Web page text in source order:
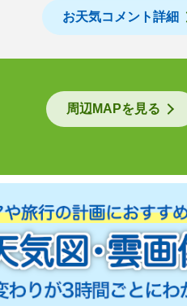
お天気コメント詳細
周辺MAPを見る